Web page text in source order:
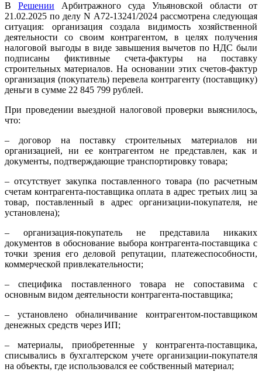
В Решении Арбитражного суда Ульяновской области от
21.02.2025 по делу N А72-13241/2024 рассмотрена следующая
ситуация: организация создала видимость хозяйственной
деятельности со своим контрагентом, в целях получения
налоговой выгоды в виде завышения вычетов по НДС были
подписаны фиктивные счета-фактуры на поставку
строительных материалов. На основании этих счетов-фактур
организация (покупатель) перевела контрагенту (поставщику)
деньги в сумме 22 845 799 рублей.
При проведении выездной налоговой проверки выяснилось,
что:
– договор на поставку строительных материалов ни
организацией, ни ее контрагентом не представлен, как и
документы, подтверждающие транспортировку товара;
– отсутствует закупка поставленного товара (по расчетным
счетам контрагента-поставщика оплата в адрес третьих лиц за
товар, поставленный в адрес организации-покупателя, не
установлена);
– организация-покупатель не представила никаких
документов в обоснование выбора контрагента-поставщика с
точки зрения его деловой репутации, платежеспособности,
коммерческой привлекательности;
– специфика поставленного товара не сопоставима с
основным видом деятельности контрагента-поставщика;
– установлено обналичивание контрагентом-поставщиком
денежных средств через ИП;
– материалы, приобретенные у контрагента-поставщика,
списывались в бухгалтерском учете организации-покупателя
на объекты, где использовался ее собственный материал;